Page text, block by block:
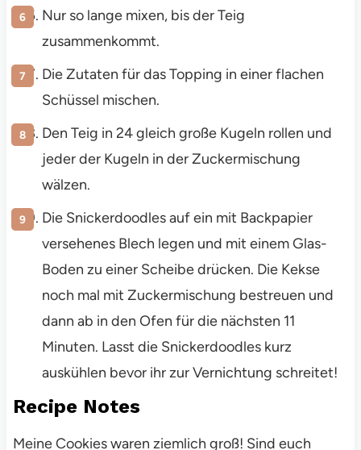
Nur so lange mixen, bis der Teig
zusammenkommt.
Die Zutaten für das Topping in einer flachen
Schüssel mischen.
Den Teig in 24 gleich große Kugeln rollen und
jeder der Kugeln in der Zuckermischung
wälzen.
Die Snickerdoodles auf ein mit Backpapier
versehenes Blech legen und mit einem Glas-
Boden zu einer Scheibe drücken. Die Kekse
noch mal mit Zuckermischung bestreuen und
dann ab in den Ofen für die nächsten 11
Minuten. Lasst die Snickerdoodles kurz
auskühlen bevor ihr zur Vernichtung schreitet!
Recipe Notes
Meine Cookies waren ziemlich groß! Sind euch